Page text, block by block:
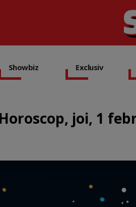
Showbiz Exclusiv
Horoscop, joi, 1